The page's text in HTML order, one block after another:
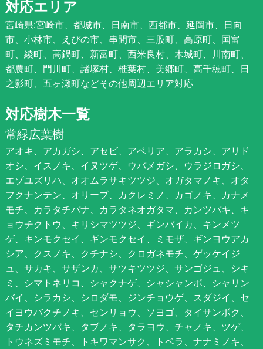
対応エリア
宮崎県:宮崎市、都城市、日南市、西都市、延岡市、日向
市、小林市、えびの市、串間市、三股町、高原町、国富
町、綾町、高鍋町、新富町、西米良村、木城町、川南町、
都農町、門川町、諸塚村、椎葉村、美郷町、高千穂町、日
之影町、五ヶ瀬町などその他周辺エリア対応
対応樹木一覧
常緑広葉樹
アオキ、アカガシ、アセビ、アベリア、アラカシ、アリド
オシ、イスノキ、イヌツゲ、ウバメガシ、ウラジロガシ、
エゾユズリハ、オオムラサキツツジ、オガタマノキ、オタ
フクナンテン、オリーブ、カクレミノ、カゴノキ、カナメ
モチ、カラタチバナ、カラタネオガタマ、カンツバキ、キ
ョウチクトウ、キリシマツツジ、ギンバイカ、キンメツ
ゲ、キンモクセイ、ギンモクセイ、ミモザ、ギンヨウアカ
シア、クスノキ、クチナシ、クロガネモチ、ゲッケイジ
ュ、サカキ、サザンカ、サツキツツジ、サンゴジュ、シキ
ミ、シマトネリコ、シャクナゲ、シャシャンポ、シャリン
バイ、シラカシ、シロダモ、ジンチョウゲ、スダジイ、セ
イヨウバクチノキ、センリョウ、ソヨゴ、タイサンボク、
タチカンツバキ、タブノキ、タラヨウ、チャノキ、ツゲ、
トウネズミモチ、トキワマンサク、トベラ、ナナミノキ、